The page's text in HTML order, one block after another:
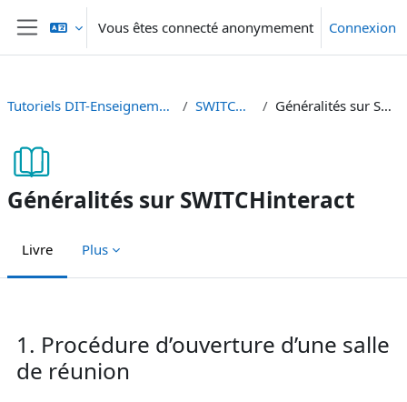
Passer au contenu principal
Panneau latéral
Vous êtes connecté anonymement Connexion
Tutoriels DIT-Enseignement et Recherche SWITCHinteract Généralités sur SWITCHinteract
Généralités sur SWITCHinteract
Livre Plus
1. Procédure d’ouverture d’une salle
de réunion